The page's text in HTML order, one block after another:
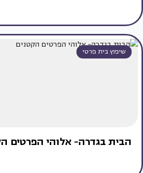
שיפוץ בית פרטי
הבית בגדרה- אלוהי הפרטים